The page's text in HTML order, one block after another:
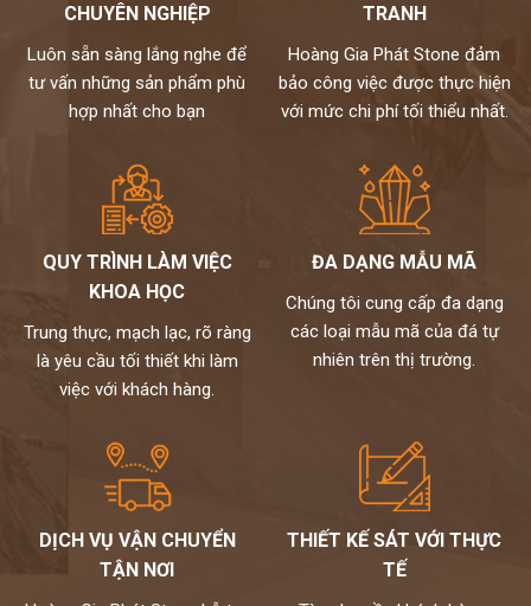
CHUYÊN NGHIỆP
Luôn sẵn sàng lắng nghe để
tư vấn những sản phẩm phù
hợp nhất cho bạn
TRANH
Hoàng Gia Phát Stone đảm
bảo công việc được thực hiện
với mức chi phí tối thiểu nhất.
QUY TRÌNH LÀM VIỆC
KHOA HỌC
Trung thực, mạch lạc, rõ ràng
là yêu cầu tối thiết khi làm
việc với khách hàng.
ĐA DẠNG MẪU MÃ
Chúng tôi cung cấp đa dạng
các loại mẫu mã của đá tự
nhiên trên thị trường.
DỊCH VỤ VẬN CHUYỂN
TẬN NƠI
THIẾT KẾ SÁT VỚI THỰC
TẾ